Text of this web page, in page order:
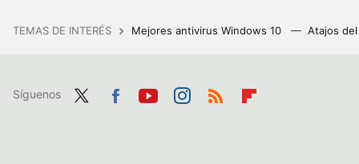
TEMAS DE INTERÉS Mejores antivirus Windows 10 Atajos
Síguenos